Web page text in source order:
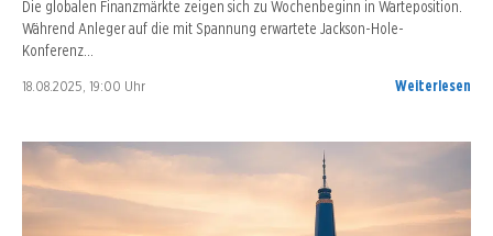
Die globalen Finanzmärkte zeigen sich zu Wochenbeginn in Warteposition.
Während Anleger auf die mit Spannung erwartete Jackson-Hole-
Konferenz…
18.08.2025, 19:00 Uhr Weiterlesen